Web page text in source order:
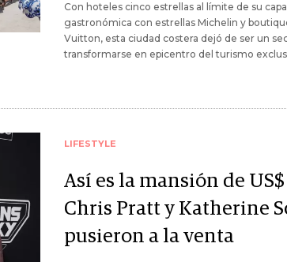
Con hoteles cinco estrellas al límite de su
gastronómica con estrellas Michelin y
Vuitton, esta ciudad costera dejó de ser un
transformarse en epicentro del turismo
LIFESTYLE
Así es la mansión de
Chris Pratt y Katherine
pusieron a la venta